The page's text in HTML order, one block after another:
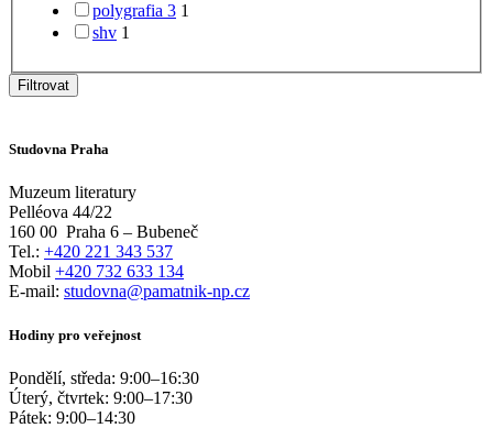
polygrafia 3 1
shv 1
Filtrovat
Studovna Praha
Muzeum literatury
Pelléova 44/22
160 00 Praha 6 – Bubeneč
Tel.: +420 221 343 537
Mobil +420 732 633 134
E-mail: studovna@pamatnik-np.cz
Hodiny pro veřejnost
Pondělí, středa: 9:00–16:30
Úterý, čtvrtek: 9:00–17:30
Pátek: 9:00–14:30